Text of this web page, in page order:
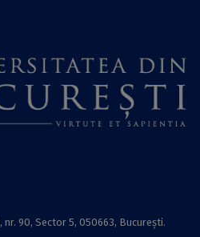
nr. 90, Sector 5, 050663, Bucureşti.